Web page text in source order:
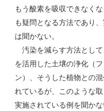
もう酸素を吸収できなく
も疑問となる方法であり
は聞かない。
汚染を減らす方法とし
を活用した土壌の浄化（
ン）、そうした植物との
れているが、このような
実施されている例を聞か